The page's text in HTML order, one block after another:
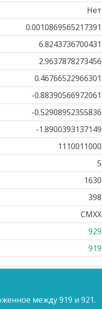
Нет
0.0010869565217391
6.8243736700431
2.9637878273456
0.46766522966301
-0.88390566972061
-0.52908952355836
-1.8900393137149
1110011000
5
1630
398
CMXX
929
919
между 919 и 921.